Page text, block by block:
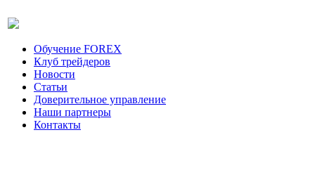
Обучение FOREX
Клуб трейдеров
Новости
Статьи
Доверительное управление
Наши партнеры
Контакты